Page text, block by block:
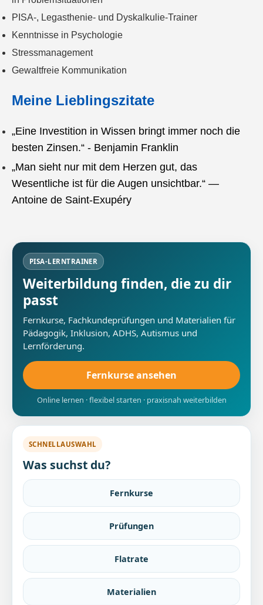
PISA-, Legasthenie- und Dyskalkulie-Trainer
Kenntnisse in Psychologie
Stressmanagement
Gewaltfreie Kommunikation
Meine Lieblingszitate
„Eine Investition in Wissen bringt immer noch die
besten Zinsen.“ - Benjamin Franklin
„Man sieht nur mit dem Herzen gut, das
Wesentliche ist für die Augen unsichtbar.“ —
Antoine de Saint-Exupéry
PISA-LERNTRAINER
Weiterbildung finden, die zu dir
passt
Fernkurse, Fachkundeprüfungen und Materialien für
Pädagogik, Inklusion, ADHS, Autismus und
Lernförderung.
Fernkurse ansehen
Online lernen · flexibel starten · praxisnah weiterbilden
SCHNELLAUSWAHL
Was suchst du?
Fernkurse
Prüfungen
Flatrate
Materialien